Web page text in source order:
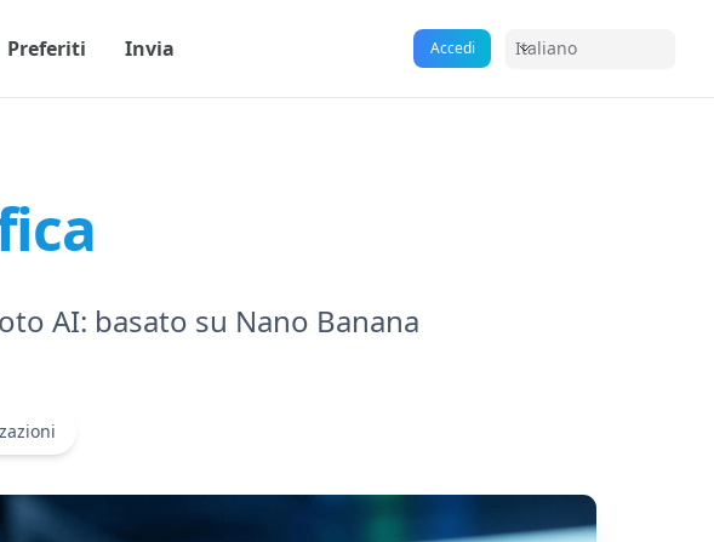
Preferiti Invia Accedi Italiano
AI: basato su Nano Banana